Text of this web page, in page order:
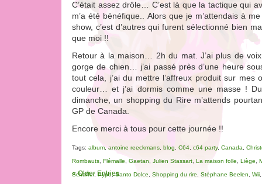
C’était assez drôle… C’est là que la tactique qui
m’a été bénéfique.. Alors que je m’attendais à
show, c’est d’autres qui furent sélectionné bien
que moi !!
Retour à la maison… 2h du mat. J’ai plus de
gorge de chien… j’ai passé près d’une heure
tout cela, j’ai du mettre l’affreux produit sur mes
couleur… et j’ai dormis comme une masse !
dimanche, un shopping du Rire m’attends
GP de Canada.
Encore merci à tous pour cette journée !!
Tags: album antoine reeckmans blog C64 c64 party, Canada
Rombauts Flémalle Gaetan Julien Stassart La maison folle Liège
Schaffer, Pype,Santo Dolce Shopping du rire Stéphane Beelen Wii
« Older Entries